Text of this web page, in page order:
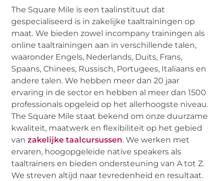
The Square Mile is een taalinstituut dat
gespecialiseerd is in zakelijke taaltrainingen op
maat. We bieden zowel incompany trainingen als
online taaltrainingen aan in verschillende talen,
waaronder Engels, Nederlands, Duits, Frans,
Spaans, Chinees, Russisch, Portugees, Italiaans en
andere talen. We hebben meer dan 20 jaar
ervaring in de sector en hebben al meer dan 1500
professionals opgeleid op het allerhoogste niveau.
The Square Mile staat bekend om onze duurzame
kwaliteit, maatwerk en flexibiliteit op het gebied
vanzakelijke taalcursussen. We werken met
ervaren, hoogopgeleide native speakers als
taaltrainers en bieden ondersteuning van A tot Z.
We streven altijd naar tevredenheid en resultaat.